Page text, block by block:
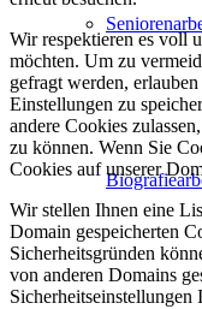
Wir respektieren es voll
möchten. Um zu
gefragt werden,
Einstellungen zu
andere Cookies
zu können. Wenn Sie
Cookies auf unserer
Wir stellen Ihnen eine
Domain gespeicherten
Sicherheitsgründen
von anderen Domains
Sicherheitseinstellungen